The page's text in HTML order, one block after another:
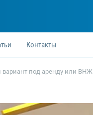
Контакты
вариант под аренду или ВНЖ